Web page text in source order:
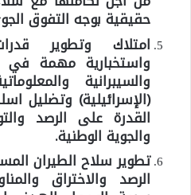
حقيقية بوجه التفوق
امتلاك وتطوير
واستخبارية مهمة في
والسيبرانية
(الإسرائيلية) وتضليل
القدرة على الرصد
والجوية الوطنية.
تطوير سلاح الطيران
الرصد والاختراق